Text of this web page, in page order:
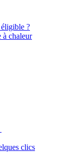
?
à chaleur
clics